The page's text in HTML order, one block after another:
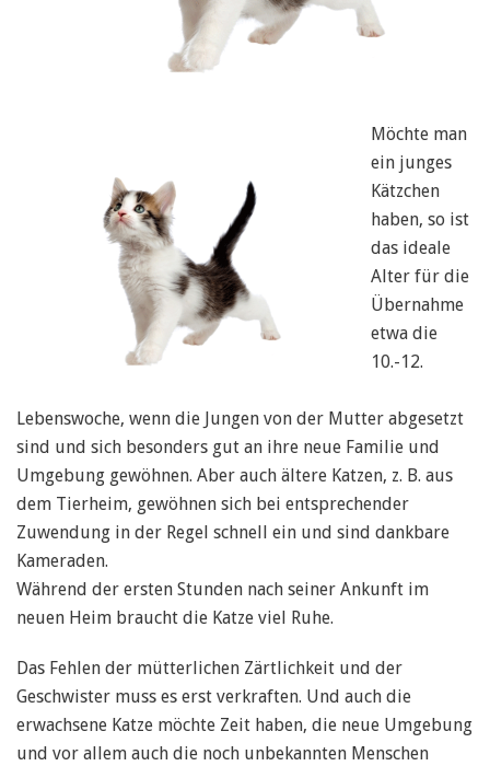
Möchte man
ein junges
Kätzchen
haben, so ist
das ideale
Alter für die
Übernahme
etwa die
10.-12.
Lebenswoche, wenn die Jungen von der Mutter abgesetzt
sind und sich besonders gut an ihre neue Familie und
Umgebung gewöhnen. Aber auch ältere Katzen, z. B. aus
dem Tierheim, gewöhnen sich bei entsprechender
Zuwendung in der Regel schnell ein und sind dankbare
Kameraden.
Während der ersten Stunden nach seiner Ankunft im
neuen Heim braucht die Katze viel Ruhe.
Das Fehlen der mütterlichen Zärtlichkeit und der
Geschwister muss es erst verkraften. Und auch die
erwachsene Katze möchte Zeit haben, die neue Umgebung
und vor allem auch die noch unbekannten Menschen